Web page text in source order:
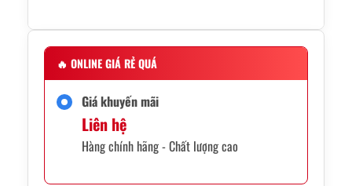
🔥 ONLINE GIÁ RẺ QUÁ
Giá khuyến mãi
Liên hệ
Hàng chính hãng - Chất lượng cao